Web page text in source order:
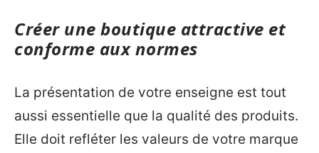
Créer une boutique attractive et
conforme aux normes
La présentation de votre enseigne est tout
aussi essentielle que la qualité des produits.
Elle doit refléter les valeurs de votre marque